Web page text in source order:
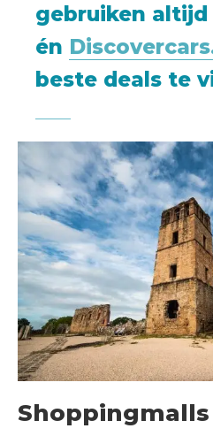
gebruiken altijd
én
beste deals te
Shoppingmalls